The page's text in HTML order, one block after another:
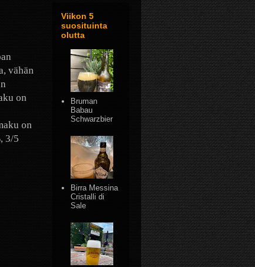
vähän
on
on
3/5
Viikon 5
suosituinta
olutta
Bruman
Babau
Schwarzbier
Birra Messina
Cristalli di
Sale